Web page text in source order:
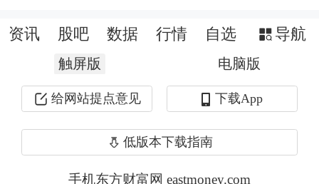
长的必要性日益凸显，为市场情绪和信
心提供了有力支撑。更为确定的动力来
源于经济转型下的产业趋势。中国在先
进制造与资本品出海领域展现出强劲的
景气度和确定性，成为引领市场的核心
资讯 股吧 数据 行情 自选 导航
触屏版 电脑版
给网站提点意见 下载App
低版本下载指南
手机东方财富网 eastmoney.com